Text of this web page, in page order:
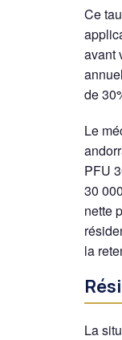
Ce
avant
de
Le
PFU
30
nette
la
La